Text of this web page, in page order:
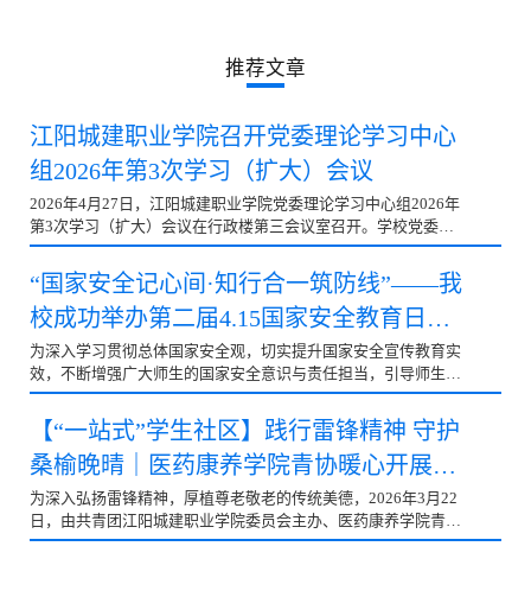
推荐文章
江阳城建职业学院召开党委理论学习中心
组2026年第3次学习（扩大）会议
2026年4月27日，江阳城建职业学院党委理论学习中心组2026年
第3次学习（扩大）会议在行政楼第三会议室召开。学校党委书
记蒋和平主持会议并讲话。校领导、党委委员、纪委委员、各党
总支书记及副书记、二级学院院长、行政部门负责人参加会议。
△会议现场会议聚焦树立和践行正确政绩观、学习习近平总书记
重要回信精神，开展专题学习研讨。党委副书记、统战部部长刘
《坚持高质量发展要成为领导干部政绩观的重要内容》，强调要
把高质量发展作为新时代最大政绩，推动学校内涵式发展。党委
必在我、功成必定有我，以实干出…
“国家安全记心间·知行合一筑防线”——我
校成功举办第二届4.15国家安全教育日手
抄报活动
为深入学习贯彻总体国家安全观，切实提升国家安全宣传教育实
效，不断增强广大师生的国家安全意识与责任担当，引导师生自
觉做国家安全的坚定守护者，在第十一个全民国家安全教育日来
临之际，马克思主义学院联合共青团江阳城建职业学院委员会，
以“国家安全记心间·知行合一筑防线”为主题，组织开展手抄报创
作、优秀作品展览、趣味打卡等系列宣传教育活动，推动国家安
动前期，通过“到梦空间”线上平台、校园宣传海报以及班级宣传
等多种渠道进行宣传，对本次国家安全教育主题活动进行全面、
【“一站式”学生社区】践行雷锋精神 守护
桑榆晚晴｜医药康养学院青协暖心开展养
老志愿服务活动
为深入弘扬雷锋精神，厚植尊老敬老的传统美德，2026年3月22
日，由共青团江阳城建职业学院委员会主办、医药康养学院青年
志愿者协会承办的“践行雷锋精神，守护桑榆晚晴”志愿服务活